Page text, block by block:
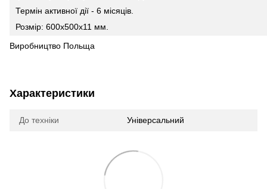
Термін активної дії - 6 місяців.
Розмір: 600х500х11 мм.
Виробництво Польща
Характеристики
До техніки Універсальний